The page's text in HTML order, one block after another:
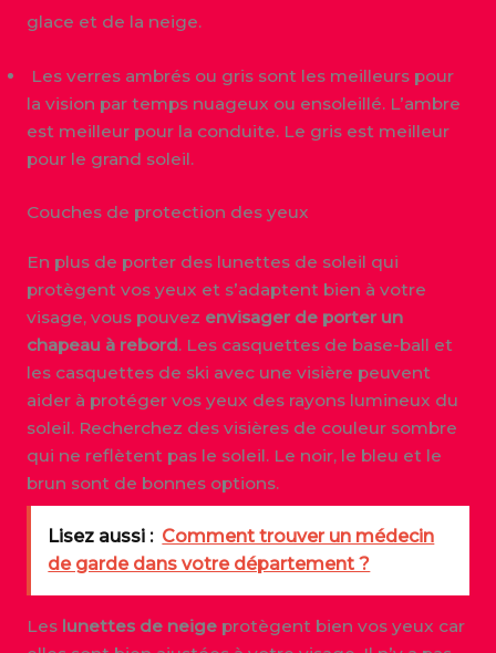
glace et de la neige.
Les verres ambrés ou gris sont les meilleurs pour
la vision par temps nuageux ou ensoleillé. L’ambre
est meilleur pour la conduite. Le gris est meilleur
pour le grand soleil.
Couches de protection des yeux
En plus de porter des lunettes de soleil qui
protègent vos yeux et s’adaptent bien à votre
visage, vous pouvez envisager de porter un
chapeau à rebord. Les casquettes de base-ball et
les casquettes de ski avec une visière peuvent
aider à protéger vos yeux des rayons lumineux du
soleil. Recherchez des visières de couleur sombre
qui ne reflètent pas le soleil. Le noir, le bleu et le
brun sont de bonnes options.
Lisez aussi : Comment trouver un médecin
de garde dans votre département ?
Leslunettes de neige protègent bien vos yeux car